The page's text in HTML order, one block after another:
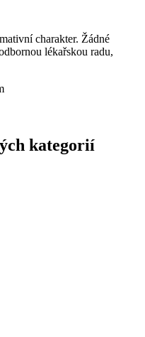
charakter. Žádné
lékařskou radu,
kategorií